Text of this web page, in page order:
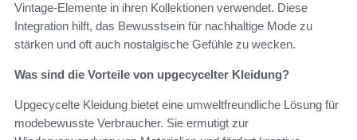
Vintage-Elemente in ihren Kollektionen verwendet. Diese
Integration hilft, das Bewusstsein für nachhaltige Mode zu
stärken und oft auch nostalgische Gefühle zu wecken.
Was sind die Vorteile von upgecycelter Kleidung?
Upgecycelte Kleidung bietet eine umweltfreundliche Lösung für
modebewusste Verbraucher. Sie ermutigt zur